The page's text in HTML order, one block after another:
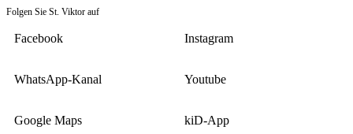
Folgen Sie St. Viktor auf
Facebook Instagram
WhatsApp-Kanal Youtube
Google Maps kiD-App